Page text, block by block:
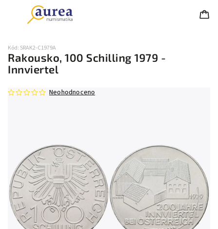
Rakousko, 100 Schilling 1979 -
Innviertel
Kód: SRAK2-C1979A
Neohodnoceno